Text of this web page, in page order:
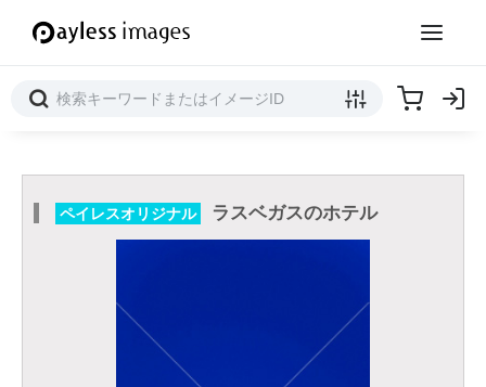
ペイレスオリジナル ラスベガスのホテル